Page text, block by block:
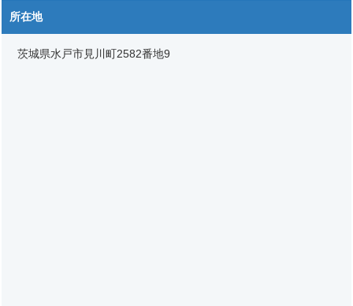
所在地
茨城県水戸市見川町2582番地9